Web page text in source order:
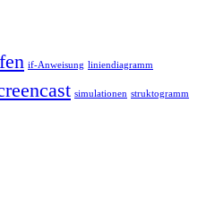
if-Anweisung liniendiagramm
simulationen struktogramm